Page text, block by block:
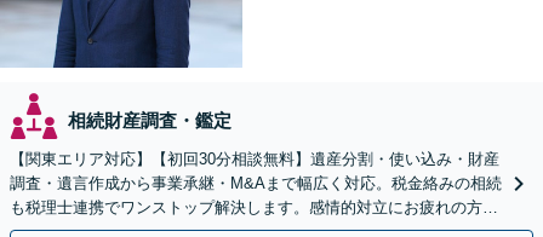
相続財産調査・鑑定
【関東エリア対応】【初回30分相談無料】遺産分割・使い込み・財産
調査・遺言作成から事業承継・M&Aまで幅広く対応。税金絡みの相続
も税理士連携でワンストップ解決します。感情的対立にお疲れの方や
紛争予防をご検討の方も、お気軽にご相談ください。